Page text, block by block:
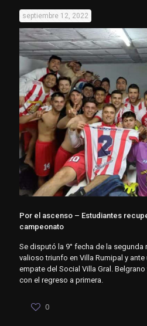
septiembre 12, 2022
Por el ascenso – Estudiantes
campeonato
Se disputó la 9° fecha de la segunda
valioso triunfo en Villa Rumipal y
empate del Social Villa Gral.
con el regreso a primera.
0